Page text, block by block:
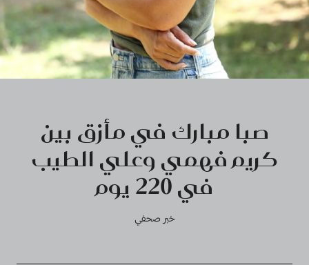
صبا مبارك في مأزق بين
كريم فهمي وعلي الطيب
في 220 يوم
خبر صحفي